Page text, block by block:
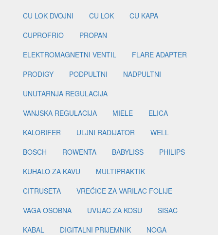
CU LOK DVOJNI
CU LOK
CU KAPA
CUPROFRIO
PROPAN
ELEKTROMAGNETNI VENTIL
FLARE ADAPTER
PRODIGY
PODPULTNI
NADPULTNI
UNUTARNJA REGULACIJA
VANJSKA REGULACIJA
MIELE
ELICA
KALORIFER
ULJNI RADIJATOR
WELL
BOSCH
ROWENTA BABYLISS
PHILIPS
KUHALO ZA KAVU
MULTIPRAKTIK
CITRUSETA
VREĆICE ZA VARILAC FOLIJE
VAGA OSOBNA
UVIJAČ ZA KOSU
ŠIŠAČ
KABAL
DIGITALNI PRIJEMNIK
NOGA